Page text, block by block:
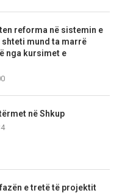
reforma në sistemin e
shteti mund ta marrë
nga kursimet e
në Shkup
e tretë të projektit